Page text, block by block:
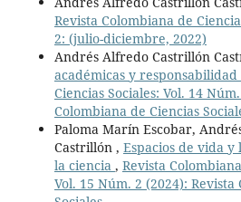
Revista Colombiana de
2: (julio-diciembre, 2022)
Andrés Alfredo Castrillón
académicas y responsabilidad
Ciencias Sociales: Vol. 14
Colombiana de Ciencias
Paloma Marín Escobar,
Castrillón , Espacios de vida
la ciencia , Revista
Vol. 15 Núm. 2 (2024):